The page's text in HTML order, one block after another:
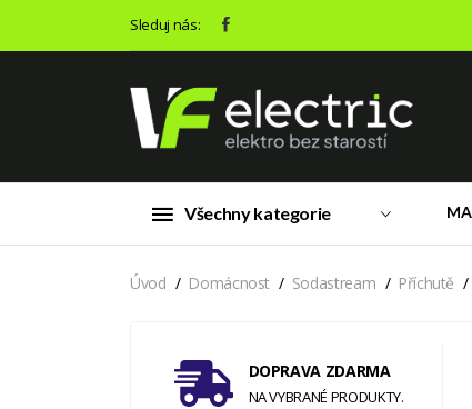
Sleduj nás:
Všechny kategorie
Úvod Domácnost Sodastream Příchutě
DOPRAVA ZDARMA
NA VYBRANÉ PRODUKTY.